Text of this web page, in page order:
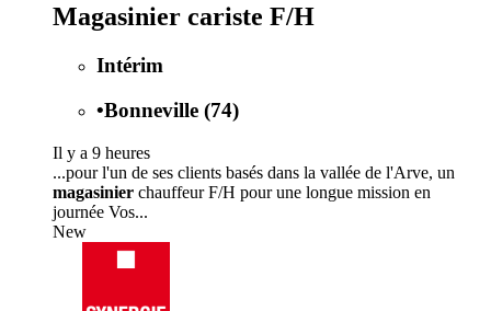
Magasinier cariste F/H
Intérim
•Bonneville (74)
Il y a 9 heures
...pour l'un de ses clients basés dans la vallée de l'Arve, un
magasinier chauffeur F/H pour une longue mission en
journée Vos...
New